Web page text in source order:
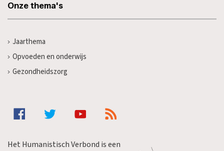
Onze thema's
Jaarthema
Opvoeden en onderwijs
Gezondheidszorg
Het Humanistisch Verbond is een